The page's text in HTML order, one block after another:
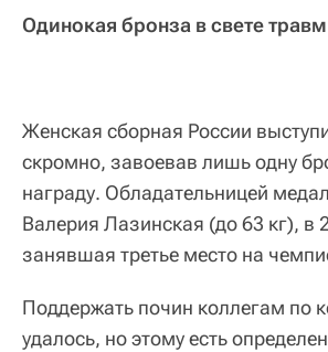
Одинокая бронза в свете травм
Женская сборная России
скромно, завоевав лишь одну
награду. Обладательницей
Валерия Лазинская (до 63 кг), в
занявшая третье место на
Поддержать почин коллегам по
удалось, но этому есть